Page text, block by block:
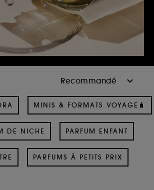
MINIS & FORMATS VOYAGE🧳
DE NICHE PARFUM ENFANT
PARFUMS À PETITS PRIX